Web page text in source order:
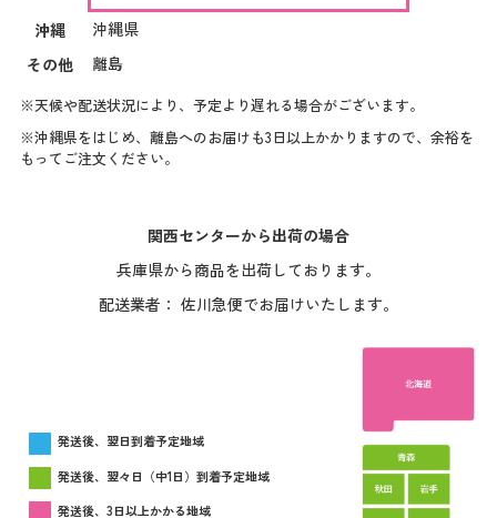
沖縄
沖縄県
その他
離島
※天候や配送状況により、予定より遅れる場合がございます。
※沖縄県をはじめ、離島へのお届けも3日以上かかりますので、余裕を
もってご注文ください。
関西センターから出荷の場合
兵庫県から商品を出荷しております。
配送業者： 佐川急便でお届けいたします。
発送後、翌日到着予定地域
発送後、翌々日（中1日）到着予定地域
発送後、3日以上かかる地域